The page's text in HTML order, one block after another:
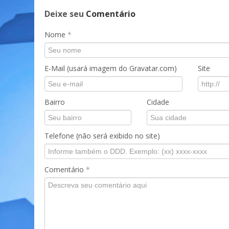
Deixe seu Comentário
Nome *
E-Mail (usará imagem do Gravatar.com) Site
Bairro Cidade
Telefone (não será exibido no site)
Comentário *